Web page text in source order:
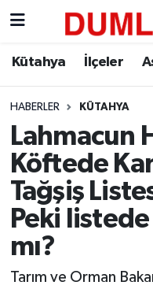
Kütahya İlçeler
HABERLER KÜTAHYA
Lahmacun
Köftede
Tağşiş
Peki
mı?
Tarım ve Orman
Asayiş
Diğer
Dünya
Eğitim
Ekonomi
Kütahya Hava
Kütahya Trafik
Süper Lig Puan
Tüm Manşetler
Son Dakika